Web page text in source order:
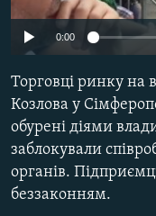
ВІДЕОУРОКИ «ELIFBE»
СВІДЧЕННЯ ОКУПАЦІЇ
УКРАЇНСЬКА
ІНФОГРАФІКА
Русский
ДОЛУЧАЙСЯ!
Усі сайти RFE/RL
0:00
Торговці ринку на
Козлова у
обурені діями
заблокували
органів.
беззаконням.